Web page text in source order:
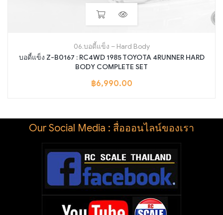
06.บอดี้แข็ง – Hard Body
บอดี้แข็ง Z-B0167 : RC4WD 1985 TOYOTA 4RUNNER HARD
BODY COMPLETE SET
฿6,990.00
Our Social Media : สื่อออนไลน์ของเรา